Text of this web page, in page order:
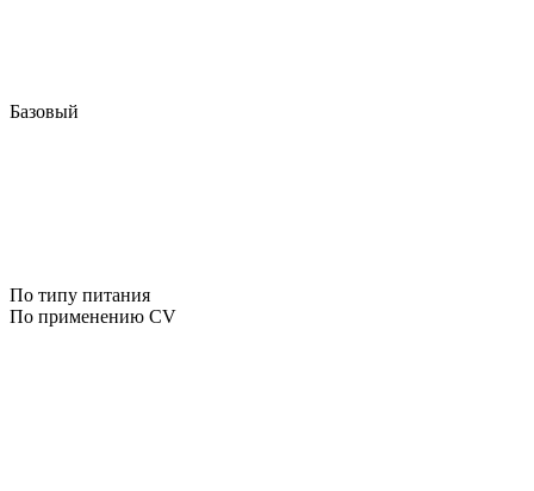
Базовый
По типу питания
По применению CV